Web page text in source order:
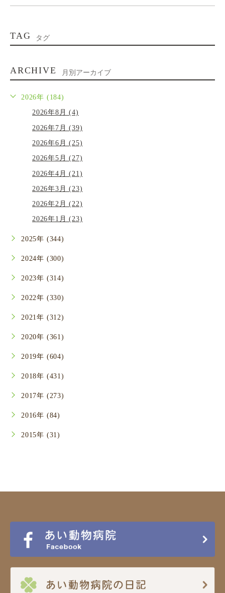
TAG タグ
ARCHIVE 月別アーカイブ
2026年 (184)
2026年8月 (4)
2026年7月 (39)
2026年6月 (25)
2026年5月 (27)
2026年4月 (21)
2026年3月 (23)
2026年2月 (22)
2026年1月 (23)
2025年 (344)
2024年 (300)
2023年 (314)
2022年 (330)
2021年 (312)
2020年 (361)
2019年 (604)
2018年 (431)
2017年 (273)
2016年 (84)
2015年 (31)